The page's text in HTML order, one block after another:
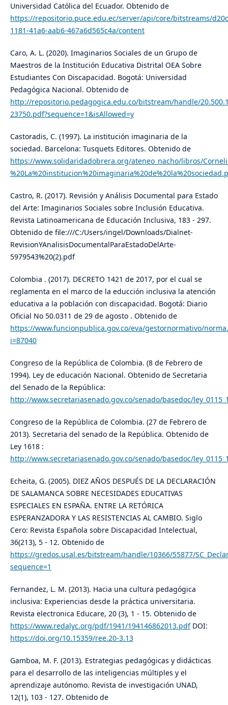
Universidad Católica del Ecuador. Obtenido de
https://repositorio.puce.edu.ec/server/api/core/bitstreams/
1181-41a6-aab6-467a6d565c4a/content
Caro, A. L. (2020). Imaginarios Sociales de un Grupo de
Maestros de la Institución Educativa Distrital OEA Sobre
Estudiantes Con Discapacidad. Bogotá: Universidad
Pedagógica Nacional. Obtenido de
http://repositorio.pedagogica.edu.co/bitstream/handle/
23750.pdf?sequence=1&isAllowed=y
Castoradis, C. (1997). La institución imaginaria de la
sociedad. Barcelona: Tusquets Editores. Obtenido de
https://www.solidaridadobrera.org/ateneo_nacho/libros/
Castro, R. (2017). Revisión y Análisis Documental para Estado
del Arte: Imaginarios Sociales sobre Inclusión Educativa.
Revista Latinoamericana de Educación Inclusiva, 183 - 297.
Obtenido de file:///C:/Users/ingel/Downloads/Dialnet-
RevisionYAnalisisDocumentalParaEstadoDelArte-
5979543%20(2).pdf
Colombia . (2017). DECRETO 1421 de 2017, por el cual se
reglamenta en el marco de la educción inclusiva la atención
educativa a la población con discapacidad. Bogotá: Diario
Oficial No 50.0311 de 29 de agosto . Obtenido de
https://www.funcionpublica.gov.co/eva/gestornormativo/
i=87040
Congreso de la República de Colombia. (8 de Febrero de
1994). Ley de educación Nacional. Obtenido de Secretaria
del Senado de la República:
http://www.secretariasenado.gov.co/senado/basedoc/
Congreso de la República de Colombia. (27 de Febrero de
2013). Secretaria del senado de la República. Obtenido de
Ley 1618 :
http://www.secretariasenado.gov.co/senado/basedoc/
Echeita, G. (2005). DIEZ AÑOS DESPUÉS DE LA DECLARACIÓN
DE SALAMANCA SOBRE NECESIDADES EDUCATIVAS
ESPECIALES EN ESPAÑA. ENTRE LA RETÓRICA
ESPERANZADORA Y LAS RESISTENCIAS AL CAMBIO. Siglo
Cero: Revista Española sobre Discapacidad Intelectual,
36(213), 5 - 12. Obtenido de
https://gredos.usal.es/bitstream/handle/10366/55877/
sequence=1
Fernandez, L. M. (2013). Hacia una cultura pedagógica
inclusiva: Experiencias desde la práctica universitaria.
Revista electronica Educare, 20 (3), 1 - 15. Obtenido de
https://www.redalyc.org/pdf/1941/194146862013.pdfDOI:
https://doi.org/10.15359/ree.20-3.13
Gamboa, M. F. (2013). Estrategias pedagógicas y didácticas
para el desarrollo de las inteligencias múltiples y el
aprendizaje autónomo. Revista de investigación UNAD,
12(1), 103 - 127. Obtenido de